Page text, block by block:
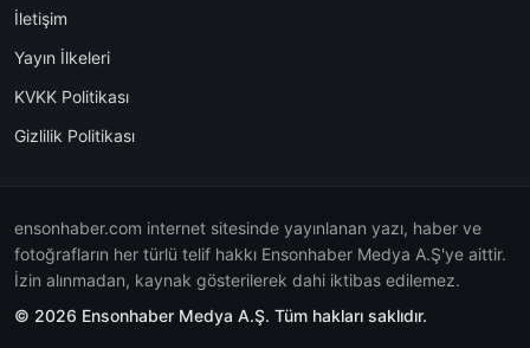
İletişim
Yayın İlkeleri
KVKK Politikası
Gizlilik Politikası
ensonhaber.com internet sitesinde yayınlanan yazı, haber ve
fotoğrafların her türlü telif hakkı Ensonhaber Medya A.Ş'ye aittir.
İzin alınmadan, kaynak gösterilerek dahi iktibas edilemez.
© 2026 Ensonhaber Medya A.Ş. Tüm hakları saklıdır.